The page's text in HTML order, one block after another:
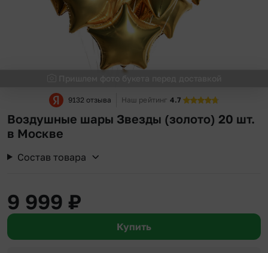
9132 отзыва Наш рейтинг 4.7
Воздушные шары Звезды (золото) 20 шт.
в Москве
Состав товара
9 999 ₽
Купить